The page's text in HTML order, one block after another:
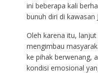
ini beberapa kali
bunuh diri di kawasan
Oleh karena itu,
mengimbau
ke pihak berwenang,
kondisi emosional